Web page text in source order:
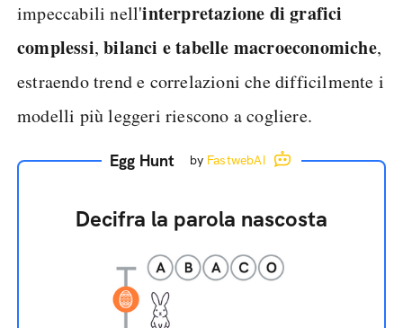
impeccabili nell'interpretazione di grafici
complessi,bilanci e tabelle macroeconomiche,
estraendo trend e correlazioni che difficilmente i
modelli più leggeri riescono a cogliere.
Egg Hunt by FastwebAI
Decifra la parola nascosta